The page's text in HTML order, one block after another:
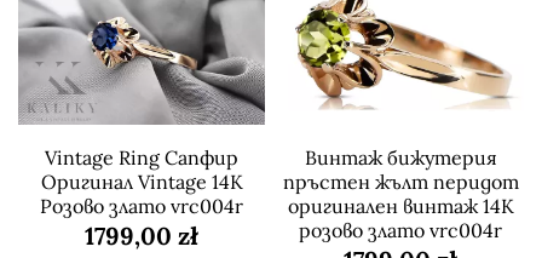
Vintage Ring Сапфир
Оригинал Vintage 14K
Розово злато vrc004r
1799,00 zł
Винтаж бижутерия
пръстен жълт перидот
оригинален винтаж 14K
розово злато vrc004r